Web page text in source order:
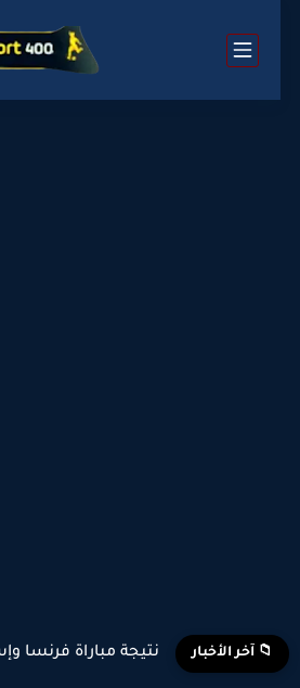
📁 آخر الأخبار